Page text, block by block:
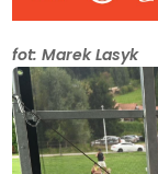
fot: Marek Lasyk